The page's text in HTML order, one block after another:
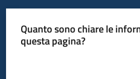
Quanto sono chiare le
questa pagina?